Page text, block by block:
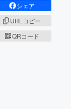
シェア
URLコピー
QRコード